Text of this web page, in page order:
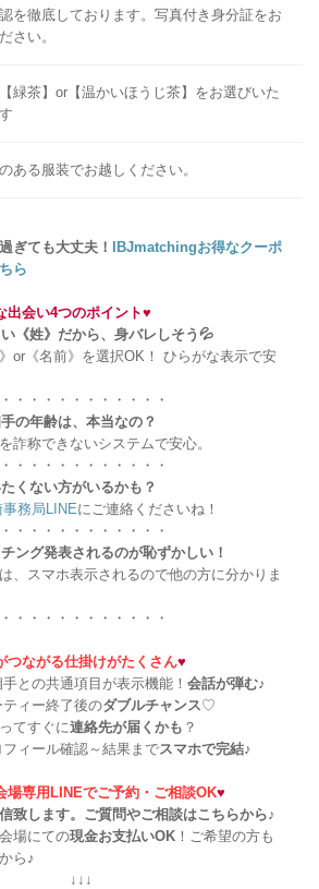
を徹底しております。写真付き身分証をお
さい。
緑茶】or【温かいほうじ茶】をお選びいた
ある服装でお越しください。
ぎても大丈夫！ IBJmatchingお得なクーポ
ら
出会い4つのポイント♥
《姓》だから、身バレしそう💦
or《名前》を選択OK！ ひらがな表示で安
・・・・・・・・・・・
の年齢は、本当なの？
詐称できないシステムで安心。
・・・・・・・・・・・
くない方がいるかも？
事務局LINEにご連絡くださいね！
・・・・・・・・・・・
ング発表されるのが恥ずかしい！
、スマホ表示されるので他の方に分かりま
・・・・・・・・・・・
つながる仕掛けがたくさん♥
手との共通項目が表示機能！ 会話が弾む♪
ティー終了後のダブルチャンス♡
てすぐに連絡先が届くかも ？
フィール確認～結果までスマホで完結♪
場専用LINEでご予約・ご相談OK♥
致します。ご質問やご相談はこちらから♪
場にての現金お支払いOK ！ご希望の方も
ら♪